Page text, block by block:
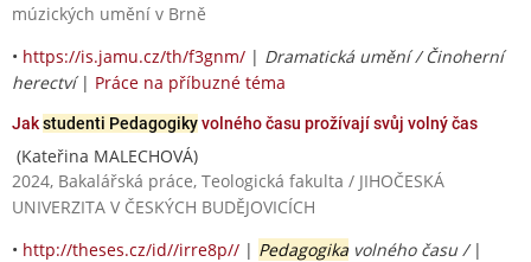
múzických umění v Brně
• https://is.jamu.cz/th/f3gnm/ | Dramatická umění / Činoherní
herectví| Práce na příbuzné téma
Jakstudenti Pedagogikyvolného času prožívají svůj volný čas
(Kateřina MALECHOVÁ)
2024, Bakalářská práce, Teologická fakulta / JIHOČESKÁ
UNIVERZITA V ČESKÝCH BUDĚJOVICÍCH
• http://theses.cz/id//irre8p// | Pedagogika volného času / |